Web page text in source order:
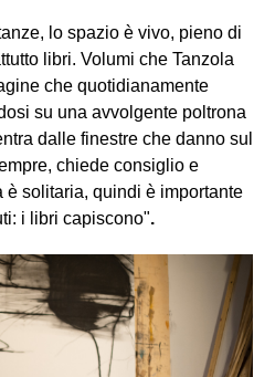
lo spazio è vivo, pieno di
libri. Volumi che Tanzola
che quotidianamente
su una avvolgente poltrona
dalle finestre che danno sul
chiede consiglio e
è solitaria, quindi è importante
i libri capiscono".